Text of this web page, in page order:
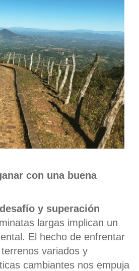
con una buena
y superación
largas implican un
El hecho de enfrentar
variados y
cambiantes nos empuja